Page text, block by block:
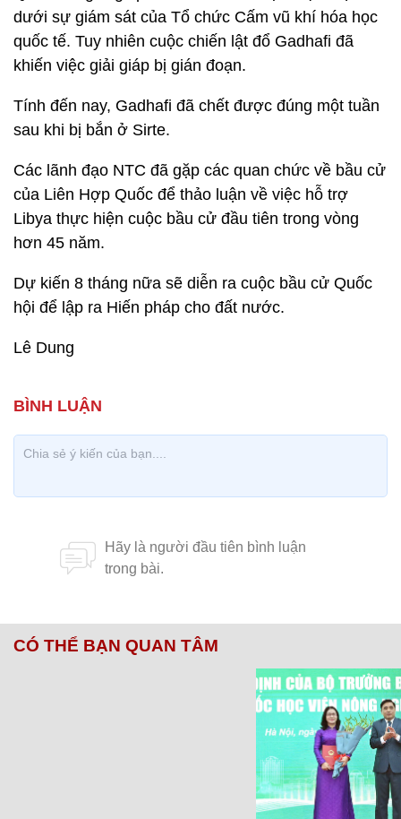
dưới sự giám sát của Tổ chức Cấm vũ khí hóa học
quốc tế. Tuy nhiên cuộc chiến lật đổ Gadhafi đã
khiến việc giải giáp bị gián đoạn.
Tính đến nay, Gadhafi đã chết được đúng một tuần
sau khi bị bắn ở Sirte.
Các lãnh đạo NTC đã gặp các quan chức về bầu cử
của Liên Hợp Quốc để thảo luận về việc hỗ trợ
Libya thực hiện cuộc bầu cử đầu tiên trong vòng
hơn 45 năm.
Dự kiến 8 tháng nữa sẽ diễn ra cuộc bầu cử Quốc
hội để lập ra Hiến pháp cho đất nước.
Lê Dung
CÓ THỂ BẠN QUAN TÂM